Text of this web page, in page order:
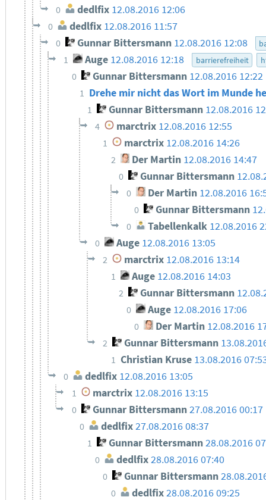
0 dedlfix 12.08.2016 12:06
0 dedlfix 12.08.2016 11:57
0 Gunnar Bittersmann 12.08.2016 12:08
1 Auge 12.08.2016 12:18 barrierefreiheit
0 Gunnar Bittersmann 12.08.2016 12:22
1 Drehe mir nicht das Wort im Munde
1 Gunnar Bittersmann 12.08.2016
4 marctrix 12.08.2016 12:55
1 marctrix 12.08.2016 14:26
2 Der Martin 12.08.2016 14:47
0 Gunnar Bittersmann
0 Der Martin 12.08.2016
0 Gunnar Bittersmann
0 Tabellenkalk 12.08.2016
0 Auge 12.08.2016 13:05
2 marctrix 12.08.2016 13:14
1 Auge 12.08.2016 14:03
2 Gunnar Bittersmann
0 Auge 12.08.2016 17:06
0 Der Martin 12.08.2016
2 Gunnar Bittersmann
1 Christian Kruse 13.08.2016
0 dedlfix 12.08.2016 13:05
1 marctrix 12.08.2016 13:15
0 Gunnar Bittersmann27.08.2016 00:17
0 dedlfix 27.08.2016 08:37
1 Gunnar Bittersmann28.08.2016
0 dedlfix28.08.2016 07:40
0 Gunnar Bittersmann
0 dedlfix28.08.2016 09:25